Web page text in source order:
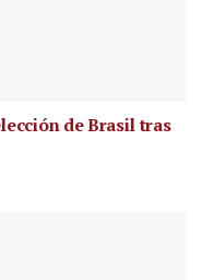
de Brasil tras